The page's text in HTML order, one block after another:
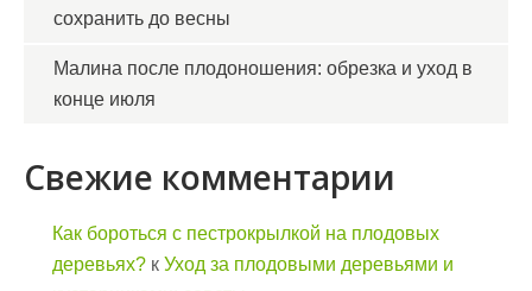
сохранить до весны
Малина после плодоношения: обрезка и уход в
конце июля
Свежие комментарии
Как бороться с пестрокрылкой на плодовых
деревьях? к Уход за плодовыми деревьями и